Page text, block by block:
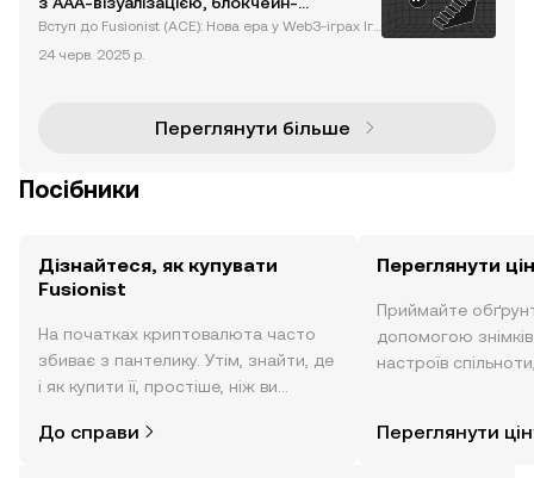
інтеграцією та стратегією на основі
Вступ до Fusionist (ACE): Нова ера у Web3-іграх Ігр
ки інтеграції блокчейн-технологій та децентраліз
24 черв. 2025 р.
Переглянути більше
Посібники
Дізнайтеся, як купувати
Fusionist
На початках криптовалюта часто
збиває з пантелику. Утім, знайти, де
і як купити її, простіше, ніж ви
за допомогою застосунку OKX для
До справи
Переглянути
Приймайте
допомогою
настроїв
Переглянути